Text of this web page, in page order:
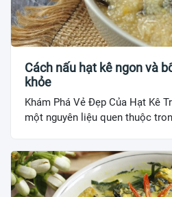
Cách nấu hạt kê ngon và
khỏe
Khám Phá Vẻ Đẹp Của Hạt Kê
một nguyên liệu quen thuộc